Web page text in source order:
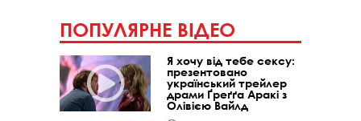
ПОПУЛЯРНЕ ВІДЕО
Я хочу від тебе сексу:
презентовано
український трейлер
драми Ґреґґа Аракі з
Олівією Вайлд